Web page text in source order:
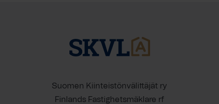
Suomen Kiinteistönvälittäjät ry
Finlands Fastighetsmäklare rf